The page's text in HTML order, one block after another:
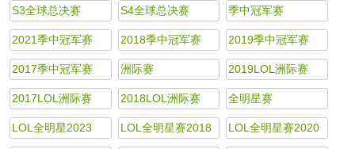
S3全球总决赛 S4全球总决赛 季中冠军赛
2021季中冠军赛 2018季中冠军赛 2019季中冠军赛
2017季中冠军赛 洲际赛 2019LOL洲际赛
2017LOL洲际赛 2018LOL洲际赛 全明星赛
LOL全明星2023 LOL全明星赛2018 LOL全明星赛2020